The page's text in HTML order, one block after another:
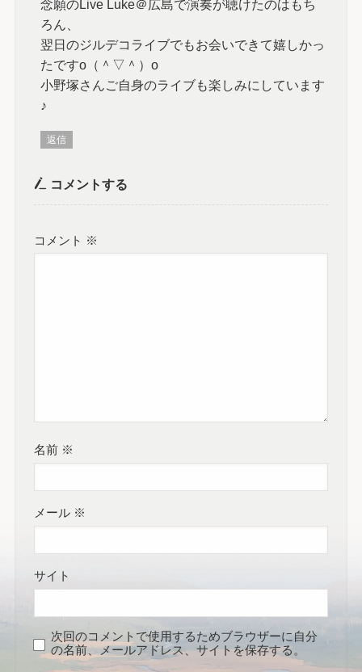
念願のLive Luke＠広島で演奏が聴けたのはもち
ろん、
翌日のジルデコライブでもお会いできて嬉しかっ
たですo（＾▽＾）o
小野塚さんご自身のライブも楽しみにしています
♪
返信
コメントする
コメント ※
名前 ※
メール ※
サイト
次回のコメントで使用するためブラウザーに自分
の名前、メールアドレス、サイトを保存する。